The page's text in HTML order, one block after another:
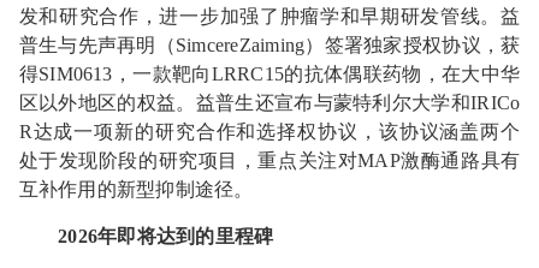
发和研究合作，进一步加强了肿瘤学和早期研发管线。益
普生与先声再明（SimcereZaiming）签署独家授权协议，获
得SIM0613，一款靶向LRRC15的抗体偶联药物，在大中华
区以外地区的权益。益普生还宣布与蒙特利尔大学和IRICo
R达成一项新的研究合作和选择权协议，该协议涵盖两个
处于发现阶段的研究项目，重点关注对MAP激酶通路具有
互补作用的新型抑制途径。
2026年即将达到的里程碑